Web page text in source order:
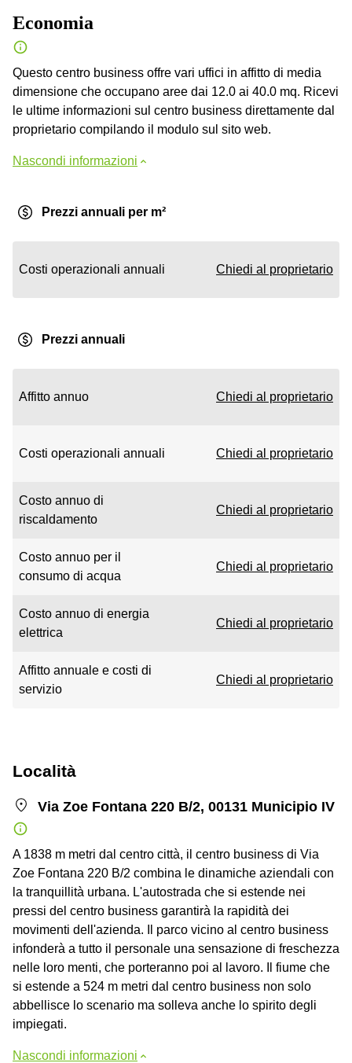
Economia
Questo centro business offre vari uffici in affitto di media
dimensione che occupano aree dai 12.0 ai 40.0 mq. Ricevi
le ultime informazioni sul centro business direttamente dal
proprietario compilando il modulo sul sito web.
Nascondi informazioni
Prezzi annuali per m²
Costi operazionali annuali Chiedi al proprietario
Prezzi annuali
Affitto annuo Chiedi al proprietario
Costi operazionali annuali Chiedi al proprietario
Costo annuo di
riscaldamento
Chiedi al proprietario
Costo annuo per il
consumo di acqua
Chiedi al proprietario
Costo annuo di energia
elettrica
Chiedi al proprietario
Affitto annuale e costi di
servizio
Chiedi al proprietario
Località
Via Zoe Fontana 220 B/2, 00131 Municipio IV
A 1838 m metri dal centro città, il centro business di Via
Zoe Fontana 220 B/2 combina le dinamiche aziendali con
la tranquillità urbana. L'autostrada che si estende nei
pressi del centro business garantirà la rapidità dei
movimenti dell'azienda. Il parco vicino al centro business
infonderà a tutto il personale una sensazione di freschezza
nelle loro menti, che porteranno poi al lavoro. Il fiume che
si estende a 524 m metri dal centro business non solo
abbellisce lo scenario ma solleva anche lo spirito degli
impiegati.
Nascondi informazioni